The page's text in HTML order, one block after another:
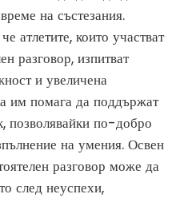
на състезания.
атлетите, които участват
разговор, изпитват
и увеличена
им помага да поддържат
позволявайки по-добро
на умения. Освен
разговор може да
след неуспехи,